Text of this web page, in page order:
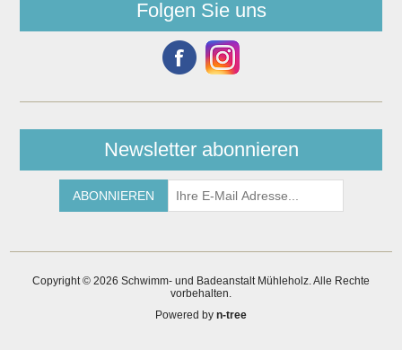
Folgen Sie uns
Newsletter abonnieren
Copyright © 2026 Schwimm- und Badeanstalt Mühleholz. Alle Rechte
vorbehalten.
Powered by n-tree